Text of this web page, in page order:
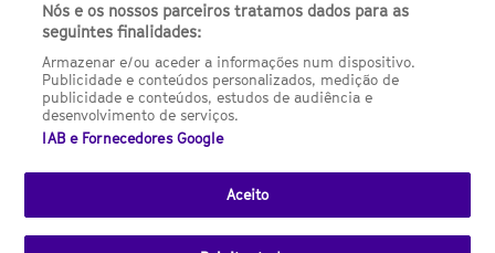
NBC Universal Global Networks España S.L.U. is wholly owned
by Universal Studios International BV
NBC Universal Global Networks, S.L.U. Paseo de la Castellana,
95. Planta 10 Edificio Torre Europa 28046 Madrid B-82227893
SYFY Portugal is subject to Spanish jurisdiction and regulated
(CNMC).
Channel
SCI FI Slovenija SCI FI Србија SYFY España SYFY France SYFY
Nós e os nossos parceiros tratamos dados para as
seguintes finalidades:
Armazenar e/ou aceder a informações num dispositivo.
Publicidade e conteúdos personalizados, medição de
publicidade e conteúdos, estudos de audiência e
desenvolvimento de serviços.
IAB e Fornecedores Google
Aceito